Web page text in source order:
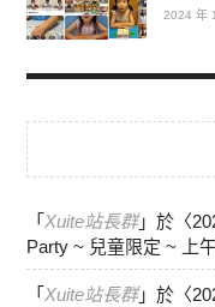
2024 年
「 Xuite站長群」於〈
Party ~ 兒童限定 ~ 上
「 Xuite站長群」於〈